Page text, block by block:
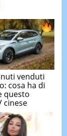
venduti
cosa ha di
questo
cinese